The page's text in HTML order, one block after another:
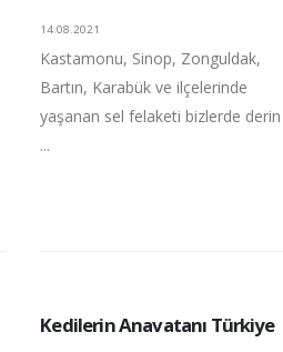
14.08.2021
Kastamonu, Sinop, Zonguldak,
Bartın, Karabük ve ilçelerinde
yaşanan sel felaketi bizlerde derin
...
Kedilerin Anavatanı Türkiye